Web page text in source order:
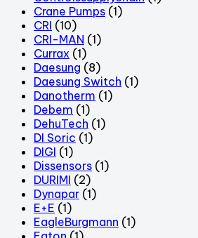
Crane Pumps (1)
CRI (10)
CRI-MAN (1)
Currax (1)
Daesung (8)
Daesung Switch (1)
Danotherm (1)
Debem (1)
DehuTech (1)
DI Soric (1)
DIGI (1)
Dissensors (1)
DURIMI (2)
Dynapar (1)
E+E (1)
EagleBurgmann (1)